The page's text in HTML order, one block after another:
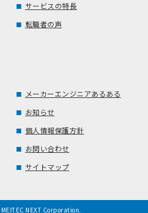
サービスの特長
転職者の声
メーカーエンジニアあるある
お知らせ
個人情報保護方針
お問い合わせ
サイトマップ
NEXT Corporation.